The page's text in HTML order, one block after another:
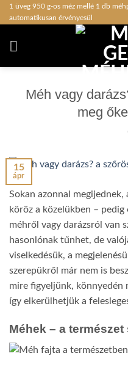
Skip1 üveg 950 g-os méz mellé 1 db
automatikusan érvényesül
Méh vagy
meg
15
ápr
Sokan azonnal
köröz a közelükben –
méhről vagy darázsról van
hasonlónak tűnhet, de
viselkedésük, a
szerepükről már nem is
mire figyeljünk,
így elkerülhetjük a
Méhek – a